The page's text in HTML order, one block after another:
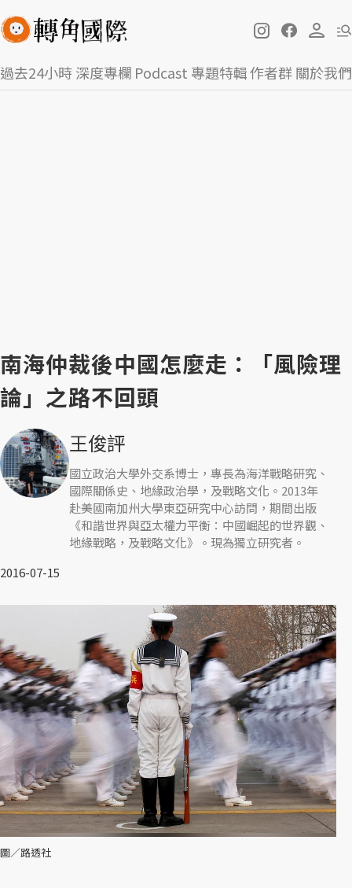
過去24小時深度專欄 Podcast 專題特輯作者群關於我們
南海仲裁後中國怎麼走：「風險理
論」之路不回頭
王俊評
國立政治大學外交系博士，專長為海洋戰略研究、
國際關係史、地緣政治學，及戰略文化。2013年
赴美國南加州大學東亞研究中心訪問，期間出版
《和諧世界與亞太權力平衡：中國崛起的世界觀、
地緣戰略，及戰略文化》。現為獨立研究者。
2016-07-15
圖／路透社